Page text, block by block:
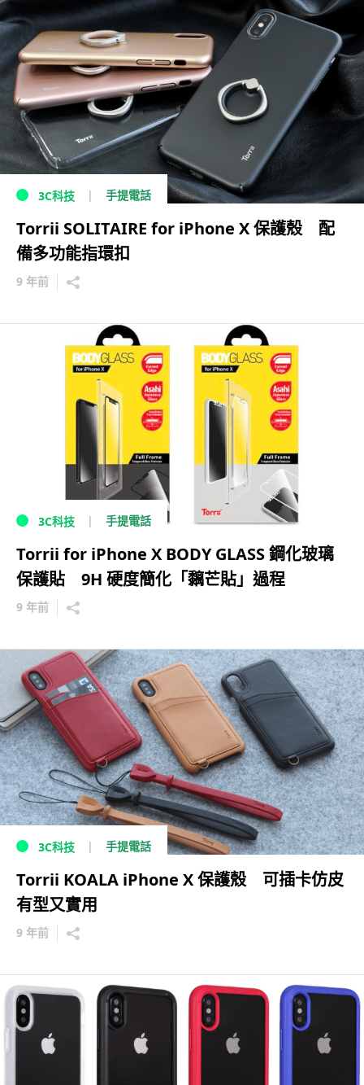
3C科技 手提電話
Torrii SOLITAIRE for iPhone X 保護殼 配
備多功能指環扣
9 年前
3C科技 手提電話
Torrii for iPhone X BODY GLASS 鋼化玻璃
保護貼 9H 硬度簡化「黐芒貼」過程
9 年前
3C科技 手提電話
Torrii KOALA iPhone X 保護殼 可插卡仿皮
有型又實用
9 年前